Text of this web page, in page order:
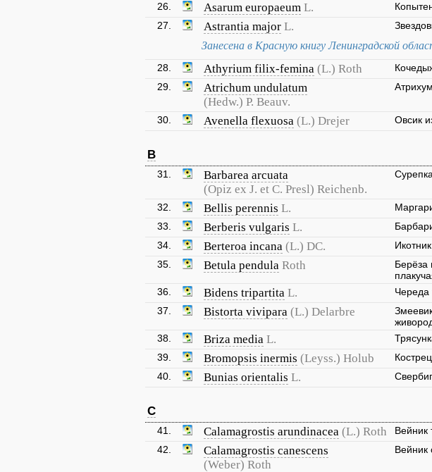
26.
Asarum europaeum L.
27.
Astrantia major L.
Занесена в Красную книгу Ленинградской
28. Athyrium filix-femina (L.) Roth
29.
Atrichum undulatum
(Hedw.) P. Beauv.
30. Avenella flexuosa (L.) Drejer Овсик
B
31.
Barbarea arcuata
(Opiz ex J. et C. Presl) Reichenb.
32. Bellis perennis L.
33.
Berberis vulgaris L.
34.
Berteroa incana (L.) DC.
35.
Betula pendula Roth
Берёза
36.
Bidens tripartita L.
Череда
37.
Bistorta vivipara (L.) Delarbre
38.
Briza media L.
39.
Bromopsis inermis (Leyss.) Holub
40.
Bunias orientalis L.
C
41. Calamagrostis arundinacea (L.) Roth
Вейник
42.
Calamagrostis canescens
(Weber) Roth
Вейник